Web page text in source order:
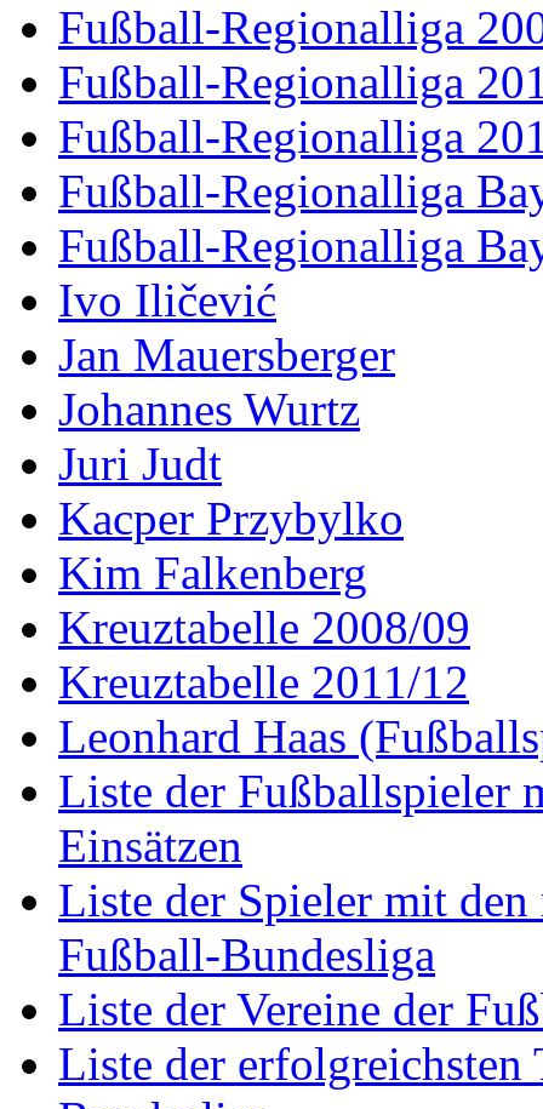
Fußball-Regionalliga
Fußball-Regionalliga
Fußball-Regionalliga
Fußball-Regionalliga
Fußball-Regionalliga
Ivo Iličević
Jan Mauersberger
Johannes Wurtz
Juri Judt
Kacper Przybylko
Kim Falkenberg
Kreuztabelle 2008/09
Kreuztabelle 2011/12
Leonhard Haas
Liste der Fußballspieler
Einsätzen
Liste der Spieler mit
Fußball-Bundesliga
Liste der Vereine der
Liste der erfolgreichsten